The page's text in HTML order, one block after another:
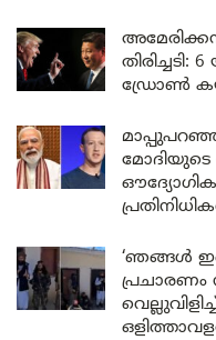
ഡ്രോൺ
ഔദ്യോഗിക
‘ഞങ്ങൾ
പ്രചാരണം